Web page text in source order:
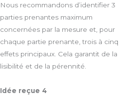
Nous recommandons d’identifier 3
parties prenantes maximum
concernées par la mesure et, pour
chaque partie prenante, trois à cinq
effets principaux. Cela garantit de la
lisibilité et de la pérennité.
Idée reçue 4